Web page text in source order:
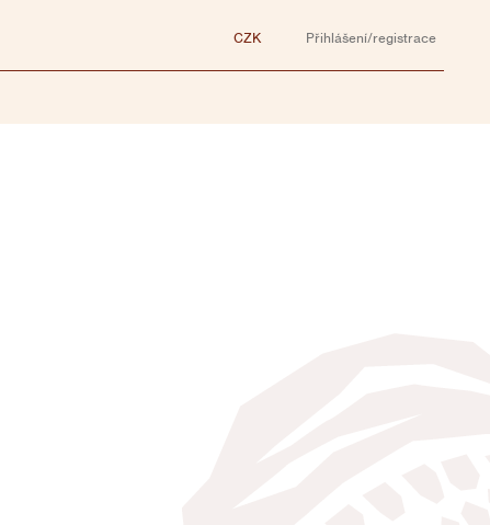
CZK Přihlášení